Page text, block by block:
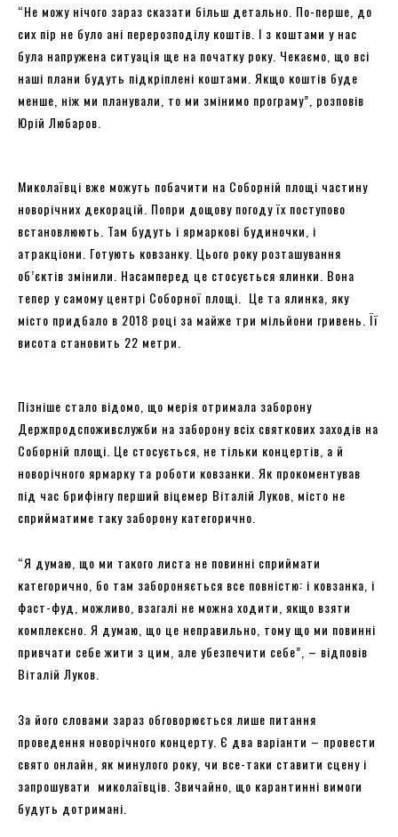
“Не можу нічого зараз сказати більш детально. По-перше, до
сих пір не було ані перерозподілу коштів. І з коштами у нас
була напружена ситуація ще на початку року. Чекаємо, що всі
наші плани будуть підкріплені коштами. Якщо коштів буде
менше, ніж ми планували, то ми змінимо програму”, розповів
Юрій Любаров.
Миколаївці вже можуть побачити на Соборній площі частину
новорічних декорацій. Попри дощову погоду їх поступово
встановлюють. Там будуть і ярмаркові будиночки, і
атракціони. Готують ковзанку. Цього року розташування
об’єктів змінили. Насамперед це стосується ялинки. Вона
тепер у самому центрі Соборної площі. Це та ялинка, яку
місто придбало в 2018 році за майже три мільйони гривень. Її
висота становить 22 метри.
Пізніше стало відомо, що мерія отримала заборону
Держпродспоживслужби на заборону всіх святкових заходів на
Соборній площі. Це стосується, не тільки концертів, а й
новорічного ярмарку та роботи ковзанки. Як прокоментував
під час брифінгу перший віцемер Віталій Луков, місто не
сприйматиме таку заборону категорично.
“Я думаю, що ми такого листа не повинні сприймати
категорично, бо там забороняється все повністю: і ковзанка, і
фаст-фуд, можливо, взагалі не можна ходити, якщо взяти
комплексно. Я думаю, що це неправильно, тому що ми повинні
привчати себе жити з цим, але убезпечити себе”, – відповів
Віталій Луков.
За його словами зараз обговорюється лише питання
проведення новорічного концерту. Є два варіанти – провести
свято онлайн, як минулого року, чи все-таки ставити сцену і
запрошувати миколаївців. Звичайно, що карантинні вимоги
будуть дотримані.